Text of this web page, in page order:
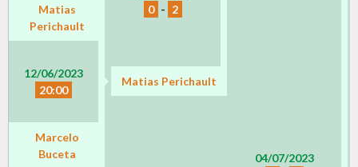
0 - 2
Matias
Perichault
04/07/2023
12/06/2023
20:00
Matias Perichault
Marcelo
Buceta